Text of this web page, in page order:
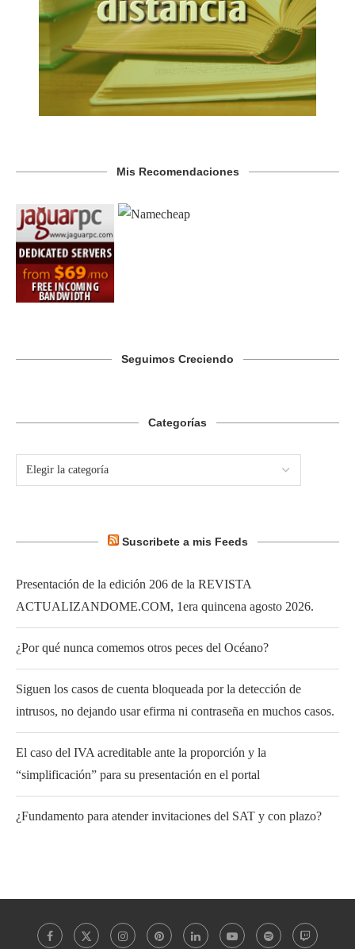
Mis Recomendaciones
Seguimos Creciendo
Categorías
Suscribete a mis Feeds
Presentación de la edición 206 de la REVISTA
ACTUALIZANDOME.COM, 1era quincena agosto 2026.
¿Por qué nunca comemos otros peces del Océano?
Siguen los casos de cuenta bloqueada por la detección de
intrusos, no dejando usar efirma ni contraseña en muchos casos.
El caso del IVA acreditable ante la proporción y la
“simplificación” para su presentación en el portal
¿Fundamento para atender invitaciones del SAT y con plazo?